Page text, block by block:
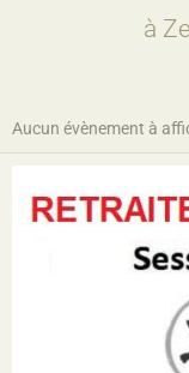
à
Aucun évènement à